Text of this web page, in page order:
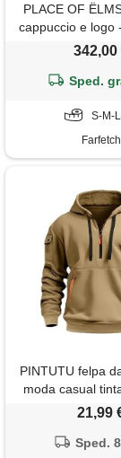
PLACE OF
cappuccio e logo
342,00
Sped.
S-M-
Farfetch
PINTUTU felpa
moda casual
moda con
gli
21,99
Sped.